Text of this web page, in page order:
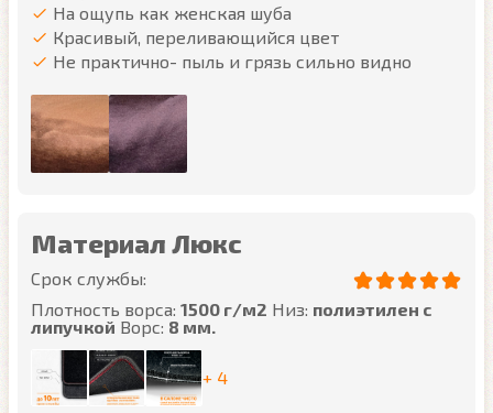
На ощупь как женская шуба
Красивый, переливающийся цвет
Не практично- пыль и грязь сильно видно
Материал Люкс
Срок службы:
Плотность ворса: 1500 г/м2 Низ: полиэтилен с
липучкой Ворс: 8 мм.
+ 4